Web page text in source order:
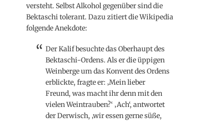
versteht. Selbst Alkohol gegenüber sind die
Bektaschi tolerant. Dazu zitiert die Wikipedia
folgende Anekdote:
Der Kalif besuchte das Oberhaupt des
Bektaschi-Ordens. Als er die üppigen
Weinberge um das Konvent des Ordens
erblickte, fragte er: ‚Mein lieber
Freund, was macht ihr denn mit den
vielen Weintrauben?‘ ‚Ach‘, antwortet
der Derwisch, ‚wir essen gerne süße,